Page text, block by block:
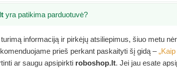
yra patikima parduotuvė?
informaciją ir pirkėjų atsiliepimus, šiuo metu
prieš perkant paskaityti šį gidą –
ar saugu apsipirkti roboshop.lt. Jei jau esate